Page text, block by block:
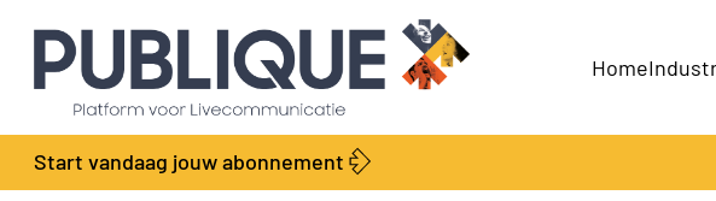
Home
Start vandaag jouw abonnement